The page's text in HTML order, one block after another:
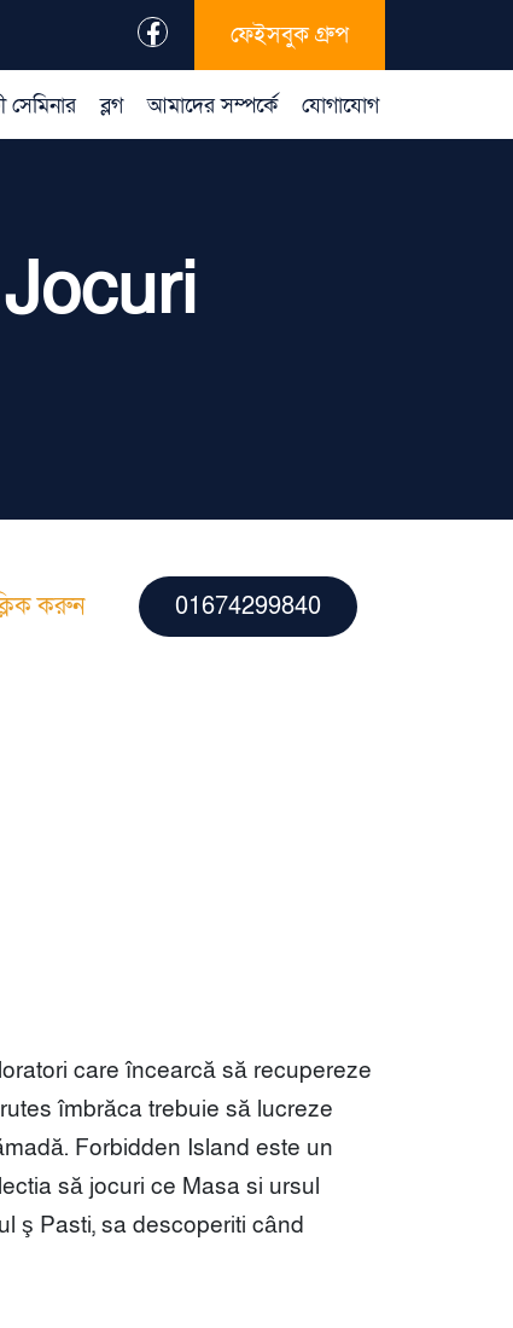
ফেইসবুক গ্রুপ
সেমিনার ব্লগ আমাদের সম্পর্কে যোগাযোগ
করুন 01674299840
care încearcă să recupereze
îmbrăca trebuie să lucreze
Forbidden Island este un
să jocuri ce Masa si ursul
ş Pasti, sa descoperiti când